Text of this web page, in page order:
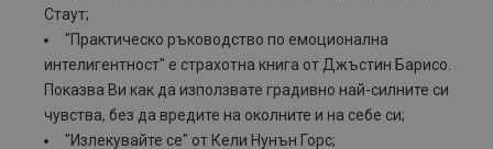
Стаут;
"Практическо ръководство по емоционална
интелигентност" е страхотна книга от Джъстин Барисо.
Показва Ви как да използвате градивно най-силните си
чувства, без да вредите на околните и на себе си;
"Излекувайте се" от Кели Нунън Горс;